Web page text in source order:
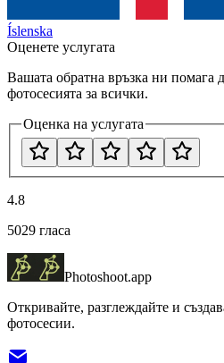
Íslenska
Оценете услугата
Вашата обратна връзка ни помага
фотосесията за всички.
Оценка на услугата
4.8
5029 гласа
Photoshoot.app
Откривайте, разглеждайте и
фотосесии.